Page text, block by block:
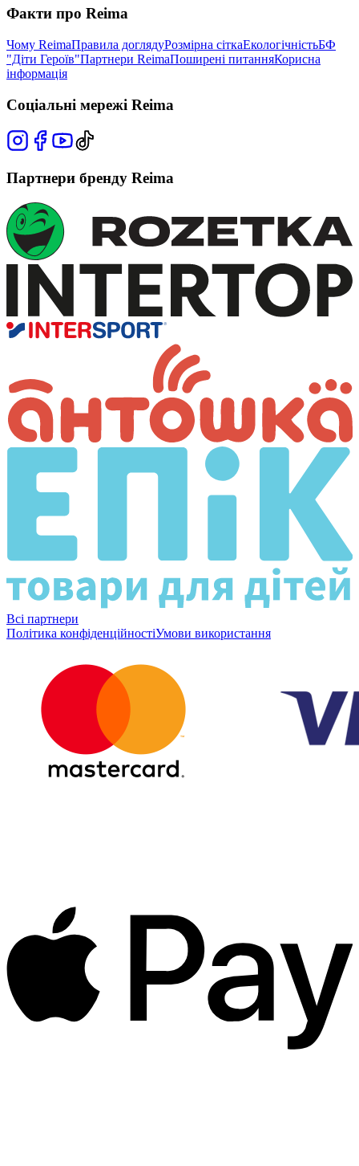
Факти про Reima
Чому ReimaПравила доглядуРозмірна сіткаЕкологічністьБФ
"Діти Героїв"Партнери ReimaПоширені питанняКорисна
інформація
Соціальні мережі Reima
Партнери бренду Reima
Всі партнери
Політика конфіденційностіУмови використання